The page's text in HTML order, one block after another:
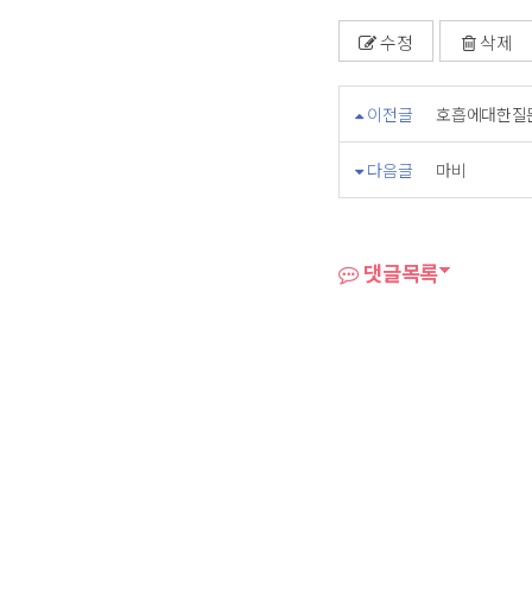
수정 삭제
이전글 호흡에대한질
다음글 마비
댓글목록